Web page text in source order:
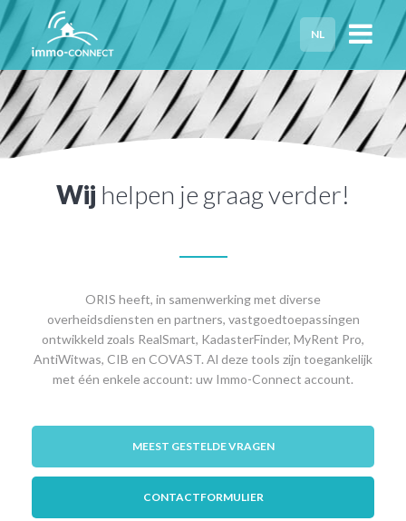
NL
HOME
PRIVACY
Wij helpen je graag verder!
ORIS heeft, in samenwerking met diverse
overheidsdiensten en partners, vastgoedtoepassingen
ontwikkeld zoals RealSmart, KadasterFinder, MyRent Pro,
AntiWitwas, CIB en COVAST. Al deze tools zijn toegankelijk
met één enkele account: uw Immo-Connect account.
MEEST GESTELDE VRAGEN
CONTACTFORMULIER